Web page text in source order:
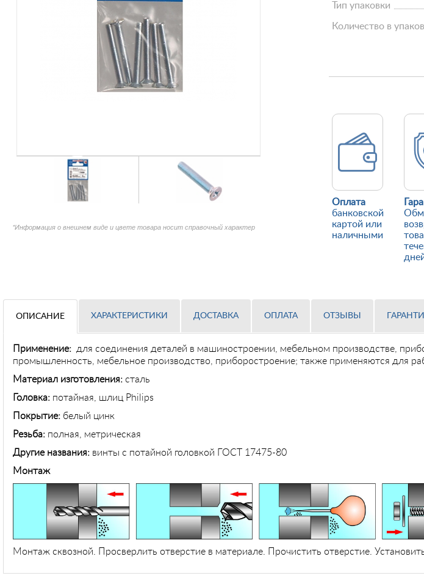
*Информация о внешнем виде и цвете товара носит справочный характер
Тип упаковки
Количество в
Оплата
банковской
картой или
наличными
ОПИСАНИЕ ХАРАКТЕРИСТИКИ ДОСТАВКА ОПЛАТА ОТЗЫВЫ
Применение: для соединения деталей в машиностроении, мебельном производстве,
промышленность, мебельное производство, приборостроение; также применяются для
Материал изготовления: сталь
Головка: потайная, шлиц Philips
Покрытие: белый цинк
Резьба: полная, метрическая
Другие названия: винты с потайной головкой ГОСТ 17475-80
Монтаж
Монтаж сквозной. Просверлить отверстие в материале. Прочистить отверстие.